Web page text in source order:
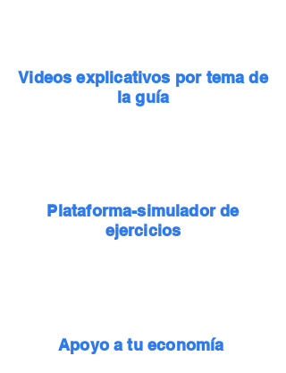
Videos explicativos por tema de
la guía
Plataforma-simulador de
ejercicios
Apoyo a tu economía